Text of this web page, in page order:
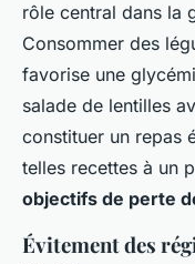
rôle central dans la
Consommer des
favorise une
salade de lentilles
constituer un repas
telles recettes à un
objectifs de perte
Évitement des